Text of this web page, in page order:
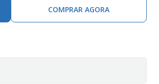
COMPRAR AGORA